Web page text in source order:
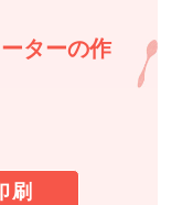
ターの作
刷